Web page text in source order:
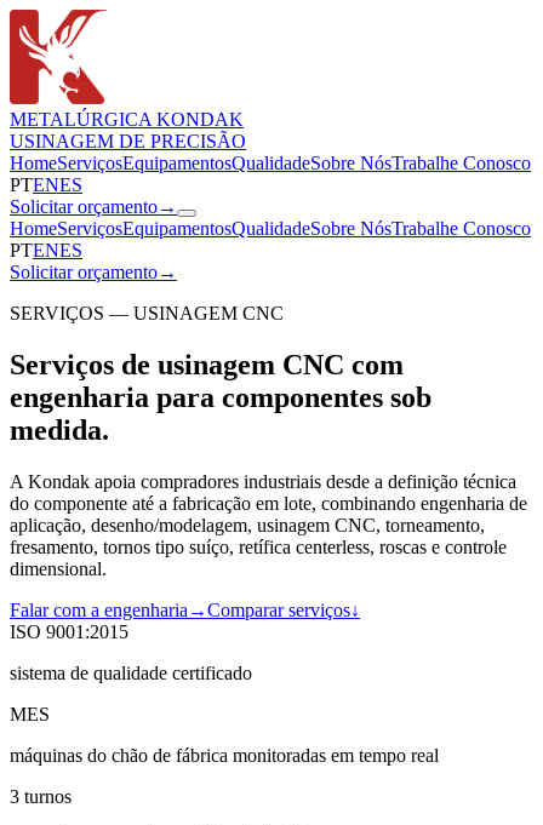
METALÚRGICA KONDAK
USINAGEM DE PRECISÃO
HomeServiçosEquipamentosQualidadeSobre NósTrabalhe Conosco
PTENES
Solicitar orçamento→
HomeServiçosEquipamentosQualidadeSobre NósTrabalhe Conosco
PTENES
Solicitar orçamento→
SERVIÇOS — USINAGEM CNC
Serviços de usinagem CNC com
engenharia para componentes sob
medida.
A Kondak apoia compradores industriais desde a definição técnica
do componente até a fabricação em lote, combinando engenharia de
aplicação, desenho/modelagem, usinagem CNC, torneamento,
fresamento, tornos tipo suíço, retífica centerless, roscas e controle
dimensional.
Falar com a engenharia →Comparar serviços↓
ISO 9001:2015
sistema de qualidade certificado
MES
máquinas do chão de fábrica monitoradas em tempo real
3 turnos